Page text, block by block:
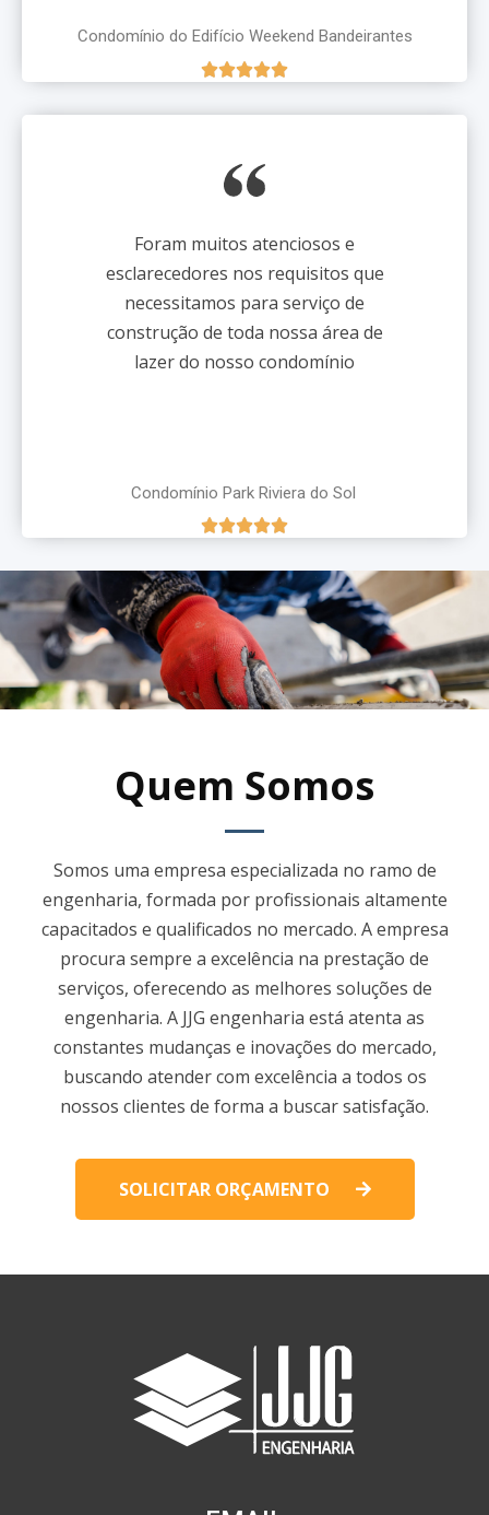
Condomínio do Edifício Weekend Bandeirantes

Foram muitos atenciosos e
esclarecedores nos requisitos que
necessitamos para serviço de
construção de toda nossa área de
lazer do nosso condomínio
Condomínio Park Riviera do Sol

Quem Somos
Somos uma empresa especializada no ramo de
engenharia, formada por profissionais altamente
capacitados e qualificados no mercado. A empresa
procura sempre a excelência na prestação de
serviços, oferecendo as melhores soluções de
engenharia. A JJG engenharia está atenta as
constantes mudanças e inovações do mercado,
buscando atender com excelência a todos os
nossos clientes de forma a buscar satisfação.
SOLICITAR ORÇAMENTO